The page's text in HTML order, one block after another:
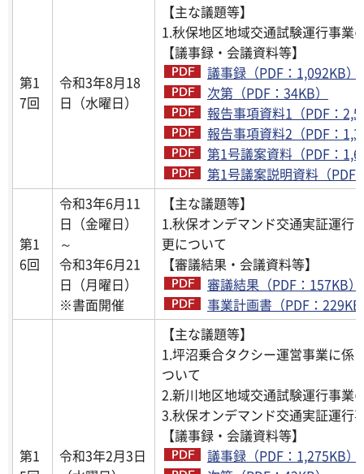
第1
7回
令和3年8月18
日（水曜日）
【主な議題等】
1.秋保地区地域交通試験運行事業
【議事録・会議資料等】
議事録（PDF：1,092KB）
次第（PDF：34KB）
報告事項資料1（PDF：
報告事項資料2（PDF：
第1号議案資料（PDF：
第1号議案説明資料（PDF
第1
6回
令和3年6月11
日（金曜日）
～
令和3年6月21
日（月曜日）
※書面開催
【主な議題等】
1.秋保オンデマンド交通実証運行
更について
【審議結果・会議資料等】
審議結果（PDF：157KB）
事業計画書（PDF：
第1
令和3年2月3日
【主な議題等】
1.坪沼乗合タクシー運営事業に係
ついて
2.新川地区地域交通試験運行事業
3.秋保オンデマンド交通実証運行
【議事録・会議資料等】
議事録（PDF：1,275KB）